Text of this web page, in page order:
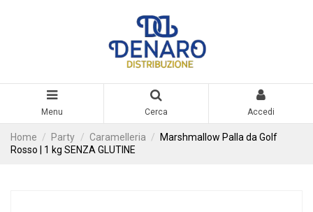
Menu Cerca Accedi
Home Party Caramelleria
Marshmallow Palla da Golf
Rosso | 1 kg SENZA GLUTINE